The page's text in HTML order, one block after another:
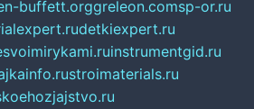
buffett.orggreleon.comsp-or.ru
detkiexpert.ru
instrumentgid.ru
stroimaterials.ru